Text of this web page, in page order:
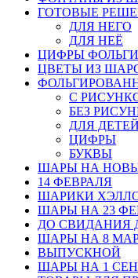
ГОТОВЫЕ
ДЛЯ НЕГО
ДЛЯ НЕЁ
ЦИФРЫ
ЦВЕТЫ ИЗ
С
БЕЗ
ДЛЯ ДЕТЕЙ
ЦИФРЫ
БУКВЫ
ШАРЫ НА
14 ФЕВРАЛЯ
ШАРИКИ
ШАРЫ НА 23
ДО СВИДАНИЯ
ШАРЫ НА 8
ВЫПУСКНОЙ
ШАРЫ НА 1